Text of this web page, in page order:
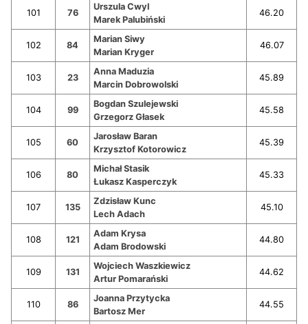
101 76
Urszula Cwyl
Marek Palubiński
46.20
102 84
Marian Siwy
Marian Kryger
46.07
103 23
Anna Maduzia
Marcin Dobrowolski
45.89
104 99
Bogdan Szulejewski
Grzegorz Głasek
45.58
105 60
Jarosław Baran
Krzysztof Kotorowicz
45.39
106 80
Michał Stasik
Łukasz Kasperczyk
45.33
107 135
Zdzisław Kunc
Lech Adach
45.10
108 121
Adam Krysa
Adam Brodowski
44.80
109 131
Wojciech Waszkiewicz
Artur Pomarański
44.62
110 86
Joanna Przytycka
Bartosz Mer
44.55